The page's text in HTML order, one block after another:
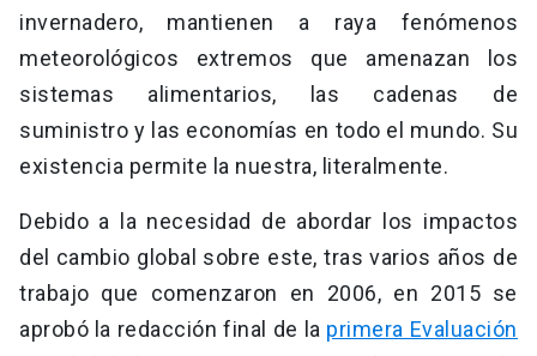
invernadero, mantienen a raya fenómenos
meteorológicos extremos que amenazan los
sistemas alimentarios, las cadenas de
suministro y las economías en todo el mundo. Su
existencia permite la nuestra, literalmente.
Debido a la necesidad de abordar los impactos
del cambio global sobre este, tras varios años de
trabajo que comenzaron en 2006, en 2015 se
aprobó la redacción final de la primera Evaluación